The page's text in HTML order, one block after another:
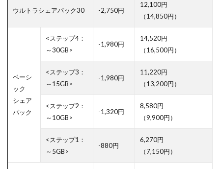
ウルトラシェアパック30 -2,750円
12,100円
（14,850円）
ベーシ
ック
シェア
パック
<ステップ4：
～30GB>
-1,980円
14,520円
（16,500円）
<ステップ3：
～15GB>
-1,980円
11,220円
（13,200円）
<ステップ2：
～10GB>
-1,320円
8,580円
（9,900円）
<ステップ1：
～5GB>
-880円
6,270円
（7,150円）